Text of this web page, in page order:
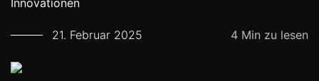
Innovationen
4 Min zu lesen
21. Februar 2025